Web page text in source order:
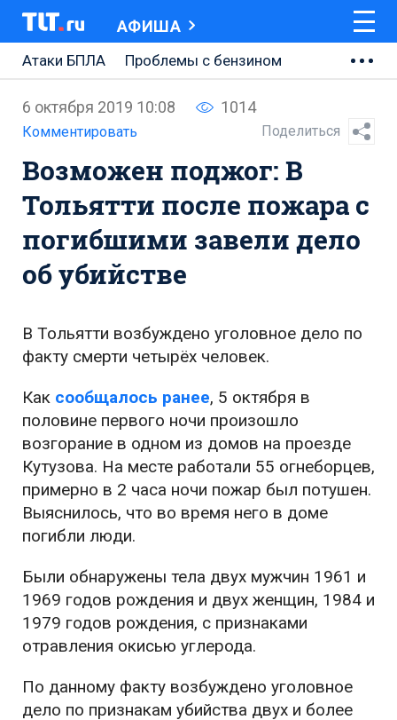
АФИША
Атаки БПЛА
Проблемы с бензином
АВТОВАЗ
Ремонт Центральной площади
Ремонт Обводного шоссе
Набережная Тольятти
Неделя Тольятти
6 октября 2019 10:08 1014
Комментировать Поделиться
Возможен поджог: В
Тольятти после пожара с
погибшими завели дело
об убийстве
В Тольятти возбуждено уголовное дело по
факту смерти четырёх человек.
Как сообщалось ранее, 5 октября в
половине первого ночи произошло
возгорание в одном из домов на проезде
Кутузова. На месте работали 55 огнеборцев,
примерно в 2 часа ночи пожар был потушен.
Выяснилось, что во время него в доме
погибли люди.
Были обнаружены тела двух мужчин 1961 и
1969 годов рождения и двух женщин, 1984 и
1979 годов рождения, с признаками
отравления окисью углерода.
По данному факту возбуждено уголовное
дело по признакам убийства двух и более